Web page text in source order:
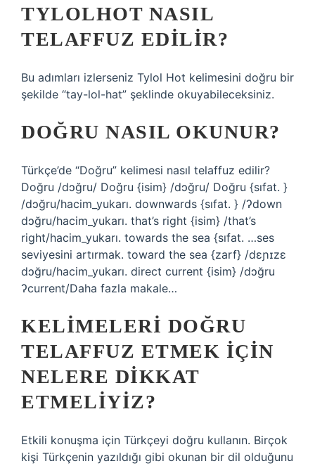
TYLOLHOT NASIL
TELAFFUZ EDILIR?
Bu adımları izlerseniz Tylol Hot kelimesini doğru bir
şekilde “tay-lol-hat” şeklinde okuyabileceksiniz.
DOĞRU NASIL OKUNUR?
Türkçe’de “Doğru” kelimesi nasıl telaffuz edilir?
Doğru /dɔğru/ Doğru {isim} /dɔğru/ Doğru {sıfat. }
/dɔğru/hacim_yukarı. downwards {sıfat. } /ʔdown
dɔğru/hacim_yukarı. that’s right {isim} /that’s
right/hacim_yukarı. towards the sea {sıfat. …ses
seviyesini artırmak. toward the sea {zarf} /dɛɲɪzɛ
dɔğru/hacim_yukarı. direct current {isim} /dɔğru
ʔcurrent/Daha fazla makale…
KELIMELERI DOĞRU
TELAFFUZ ETMEK IÇIN
NELERE DIKKAT
ETMELIYIZ?
Etkili konuşma için Türkçeyi doğru kullanın. Birçok
kişi Türkçenin yazıldığı gibi okunan bir dil olduğunu